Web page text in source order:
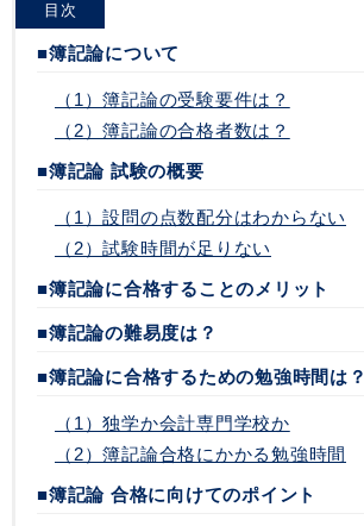
目次
■簿記論について
（1）簿記論の受験要件は？
（2）簿記論の合格者数は？
■簿記論 試験の概要
（1）設問の点数配分はわからない
（2）試験時間が足りない
■簿記論に合格することのメリット
■簿記論の難易度は？
■簿記論に合格するための勉強時間は？
（1）独学か会計専門学校か
（2）簿記論合格にかかる勉強時間
■簿記論 合格に向けてのポイント